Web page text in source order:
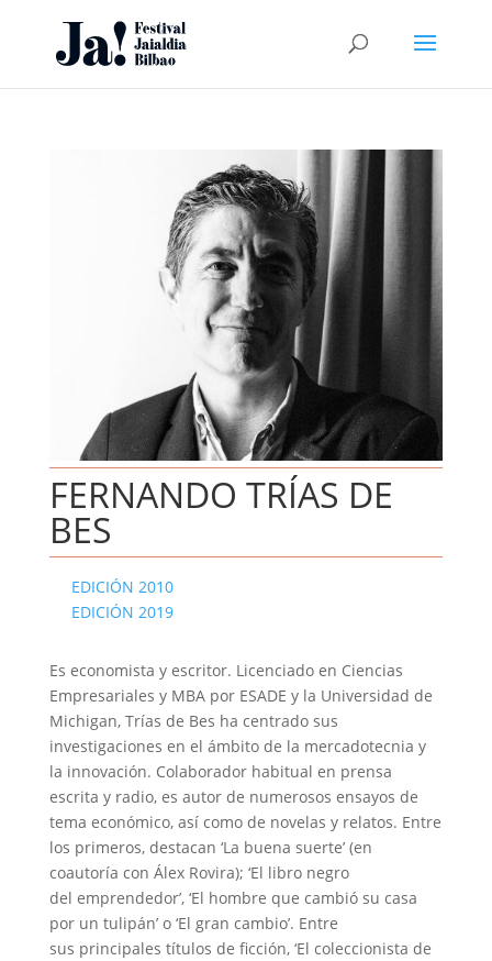
FERNANDO TRÍAS DE
BES
EDICIÓN 2010
EDICIÓN 2019
Es economista y escritor. Licenciado en Ciencias
Empresariales y MBA por ESADE y la Universidad de
Michigan, Trías de Bes ha centrado sus
investigaciones en el ámbito de la mercadotecnia y
la innovación. Colaborador habitual en prensa
escrita y radio, es autor de numerosos ensayos de
tema económico, así como de novelas y relatos. Entre
los primeros, destacan ‘La buena suerte’ (en
coautoría con Álex Rovira); ‘El libro negro
del emprendedor’, ‘El hombre que cambió su casa
por un tulipán’ o ‘El gran cambio’. Entre
sus principales títulos de ficción, ‘El coleccionista de